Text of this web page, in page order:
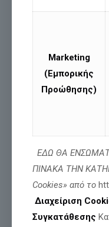
Με την
Παπαδόπουλος ζητά
διατήρηση της δια
υπηρεσίες, να
αποκλεισμό των
κοινωνική ζωή.
«Η τεχνολογία πρέπει
Marketing
(Εμπορικής
Προώθησης)
ΕΔΩ ΘΑ
ΠΙΝΑΚΑ ΤΗΝ
Cookies» από το
Διαχείριση
Συγκατάθεσης